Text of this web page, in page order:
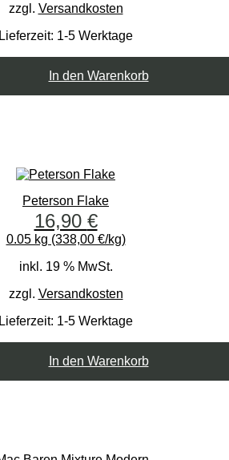
zzgl. Versandkosten
Lieferzeit: 1-5 Werktage
In den Warenkorb
Peterson Flake
16,90 €
0.05 kg (338,00 €/kg)
inkl. 19 % MwSt.
zzgl. Versandkosten
Lieferzeit: 1-5 Werktage
In den Warenkorb